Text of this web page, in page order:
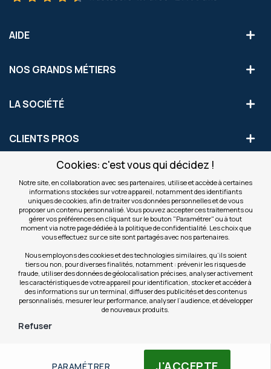
J'ACCEPTE
PARAMÉTRER
Cookies: c'est vous qui décidez !
Notre site, en collaboration avec ses partenaires, utilise et accède à certaines
informations stockées sur votre appareil, notamment des identifiants
uniques de cookies, afin de traiter vos données personnelles et de vous
proposer un contenu personnalisé. Vous pouvez accepter ces traitements ou
gérer vos préférences en cliquant sur le bouton "Paramétrer" ou à tout
moment via notre page dédiée à la politique de confidentialité. Les choix que
vous effectuez sur ce site sont partagés avec nos partenaires.
Nous employons des cookies et des technologies similaires, qu’ils soient
tiers ou non, pour diverses finalités, notamment : prévenir les risques de
fraude, utiliser des données de géolocalisation précises, analyser activement
les caractéristiques de votre appareil pour identification, stocker et accéder à
des informations sur un terminal, diffuser des publicités et des contenus
personnalisés, mesurer leur performance, analyser l’audience, et développer
de nouveaux produits.
Refuser
AIDE
NOS GRANDS MÉTIERS
LA SOCIÉTÉ
CLIENTS PROS
S'INSCRIRE AUX OFFRES COMMERCIALES
Inscription
notre
newsletter
Valider
NOS SITES
© Copyright OfficeEasy 2026